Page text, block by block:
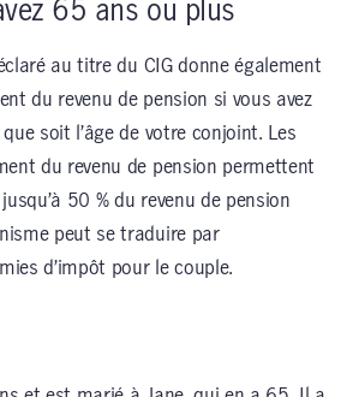
65 ans ou plus
au titre du CIG donne également
du revenu de pension si vous avez
soit l’âge de votre conjoint. Les
du revenu de pension permettent
50 % du revenu de pension
peut se traduire par
d’impôt pour le couple.